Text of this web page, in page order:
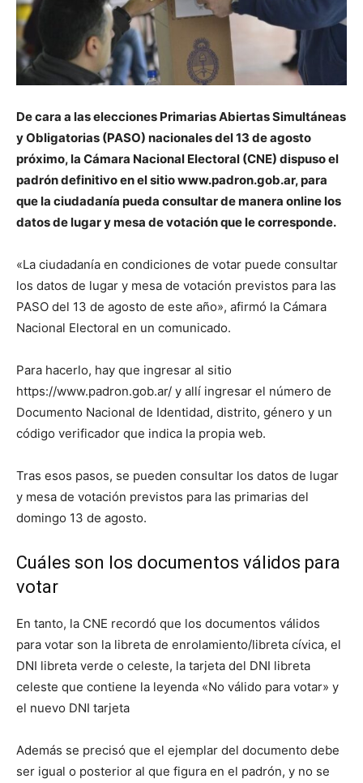
De cara a las elecciones Primarias Abiertas Simultáneas
y Obligatorias (PASO) nacionales del 13 de agosto
próximo, la Cámara Nacional Electoral (CNE) dispuso el
padrón definitivo en el sitio www.padron.gob.ar, para
que la ciudadanía pueda consultar de manera online los
datos de lugar y mesa de votación que le corresponde.
«La ciudadanía en condiciones de votar puede consultar
los datos de lugar y mesa de votación previstos para las
PASO del 13 de agosto de este año», afirmó la Cámara
Nacional Electoral en un comunicado.
Para hacerlo, hay que ingresar al sitio
https://www.padron.gob.ar/ y allí ingresar el número de
Documento Nacional de Identidad, distrito, género y un
código verificador que indica la propia web.
Tras esos pasos, se pueden consultar los datos de lugar
y mesa de votación previstos para las primarias del
domingo 13 de agosto.
Cuáles son los documentos válidos para
votar
En tanto, la CNE recordó que los documentos válidos
para votar son la libreta de enrolamiento/libreta cívica, el
DNI libreta verde o celeste, la tarjeta del DNI libreta
celeste que contiene la leyenda «No válido para votar» y
el nuevo DNI tarjeta
Además se precisó que el ejemplar del documento debe
ser igual o posterior al que figura en el padrón, y no se